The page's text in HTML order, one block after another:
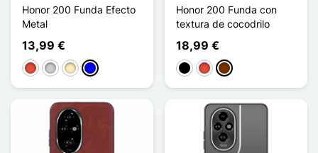
Honor 200 Funda Efecto
Metal
13,99 €
RojoPlataOro Azul
Honor 200 Funda con
textura de cocodrilo
18,99 €
NegroRojoCafé